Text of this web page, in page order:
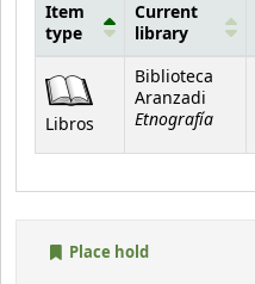
Holdings
Item
type
Current
library
Libros
Biblioteca
Aranzadi
Etnografía
Place hold